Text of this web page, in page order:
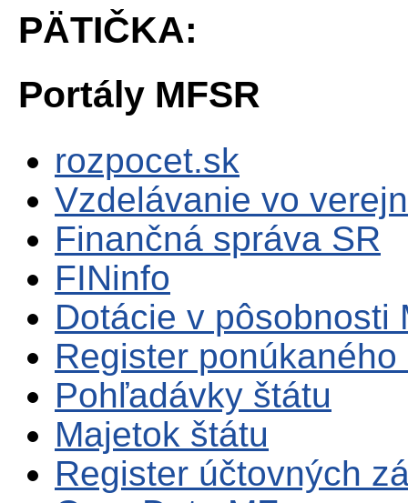
PÄTIČKA:
Portály MFSR
rozpocet.sk
Vzdelávanie vo
Finančná správa SR
FINinfo
Dotácie v pôsobnosti
Register
Pohľadávky štátu
Majetok štátu
Register účtovných